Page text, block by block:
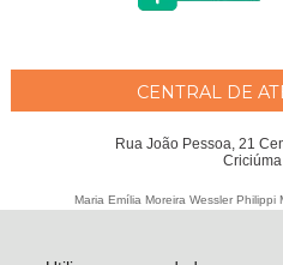
CENTRAL DE
Rua João Pessoa, 21
Maria Emília Moreira Wessler